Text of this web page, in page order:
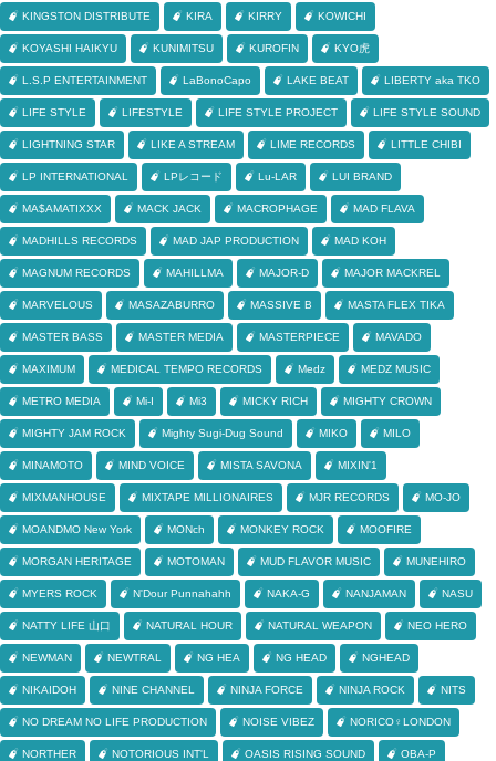
KINGSTON DISTRIBUTE KIRA KIRRY KOWICHI
KOYASHI HAIKYU KUNIMITSU KUROFIN KYO虎
L.S.P ENTERTAINMENT LaBonoCapo LAKE BEAT LIBERTY aka TKO
LIFE STYLE LIFESTYLE LIFE STYLE PROJECT LIFE STYLE SOUND
LIGHTNING STAR LIKE A STREAM LIME RECORDS LITTLE CHIBI
LP INTERNATIONAL LPレコード Lu-LAR LUI BRAND
MA$AMATIXXX MACK JACK MACROPHAGE MAD FLAVA
MADHILLS RECORDS MAD JAP PRODUCTION MAD KOH
MAGNUM RECORDS MAHILLMA MAJOR-D MAJOR MACKREL
MARVELOUS MASAZABURRO MASSIVE B MASTA FLEX TIKA
MASTER BASS MASTER MEDIA MASTERPIECE MAVADO
MAXIMUM MEDICAL TEMPO RECORDS Medz MEDZ MUSIC
METRO MEDIA Mi-I Mi3 MICKY RICH MIGHTY CROWN
MIGHTY JAM ROCK Mighty Sugi-Dug Sound MIKO MILO
MINAMOTO MIND VOICE MISTA SAVONA MIXIN'1
MIXMANHOUSE MIXTAPE MILLIONAIRES MJR RECORDS MO-JO
MOANDMO New York MONch MONKEY ROCK MOOFIRE
MORGAN HERITAGE MOTOMAN MUD FLAVOR MUSIC MUNEHIRO
MYERS ROCK N'Dour Punnahahh NAKA-G NANJAMAN NASU
NATTY LIFE 山口 NATURAL HOUR NATURAL WEAPON NEO HERO
NEWMAN NEWTRAL NG HEA NG HEAD NGHEAD
NIKAIDOH NINE CHANNEL NINJA FORCE NINJA ROCK NITS
NO DREAM NO LIFE PRODUCTION NOISE VIBEZ NORICO♀LONDON
NORTHER NOTORIOUS INT'L OASIS RISING SOUND OBA-P